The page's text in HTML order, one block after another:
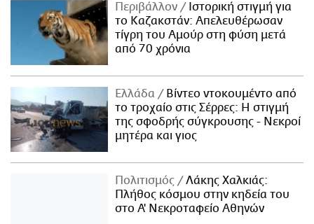
Περιβάλλον
Ιστορική στιγμή για
το Καζακστάν: Απελευθέρωσαν
τίγρη του Αμούρ στη φύση μετά
από 70 χρόνια
Ελλάδα
Βίντεο ντοκουμέντο από
το τροχαίο στις Σέρρες: Η στιγμή
της σφοδρής σύγκρουσης - Νεκροί
μητέρα και γιος
Πολιτισμός
Λάκης Χαλκιάς:
Πλήθος κόσμου στην κηδεία του
στο Α' Νεκροταφείο Αθηνών